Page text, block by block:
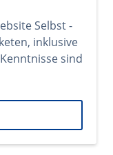
Selbst -
inklusive
sind